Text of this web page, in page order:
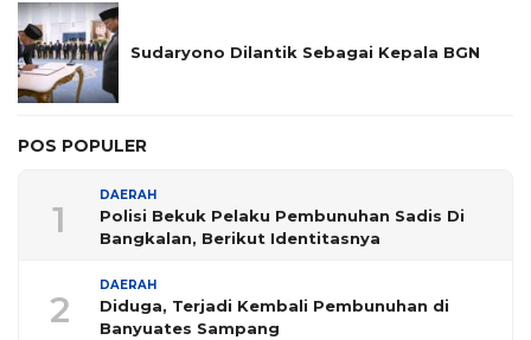
Sudaryono Dilantik Sebagai Kepala BGN
POS POPULER
1
DAERAH
Polisi Bekuk Pelaku Pembunuhan Sadis Di
Bangkalan, Berikut Identitasnya
2
DAERAH
Diduga, Terjadi Kembali Pembunuhan di
Banyuates Sampang